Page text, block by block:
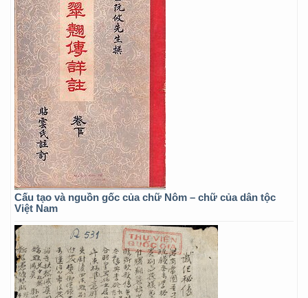
Cấu tạo và nguồn gốc của chữ Nôm – chữ của dân tộc
Việt Nam